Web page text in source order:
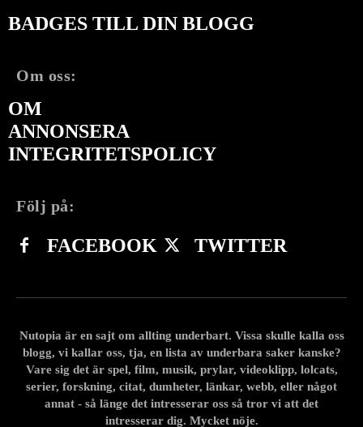
BADGES TILL DIN BLOGG
Om oss:
OM
ANNONSERA
INTEGRITETSPOLICY
Följ på:
FACEBOOK TWITTER
Nutopia är en sajt om allting underbart. Vissa skulle kalla oss
blogg, vi kallar oss, tja, en lista av underbara saker kanske?
Vare sig det är spel, film, musik, prylar, videoklipp, lolcats,
serier, forskning, citat, dumheter, länkar, webb, eller något
annat - så länge det intresserar oss så tror vi att det
intresserar dig. Mycket nöje.